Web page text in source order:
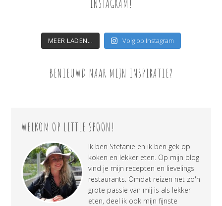
INSTAGRAM!
MEER LADEN... Volg op Instagram
BENIEUWD NAAR MIJN INSPIRATIE?
WELKOM OP LITTLE SPOON!
Ik ben Stefanie en ik ben gek op
koken en lekker eten. Op mijn blog
vind je mijn recepten en lievelings
restaurants. Omdat reizen net zo'n
grote passie van mij is als lekker
eten, deel ik ook mijn fijnste